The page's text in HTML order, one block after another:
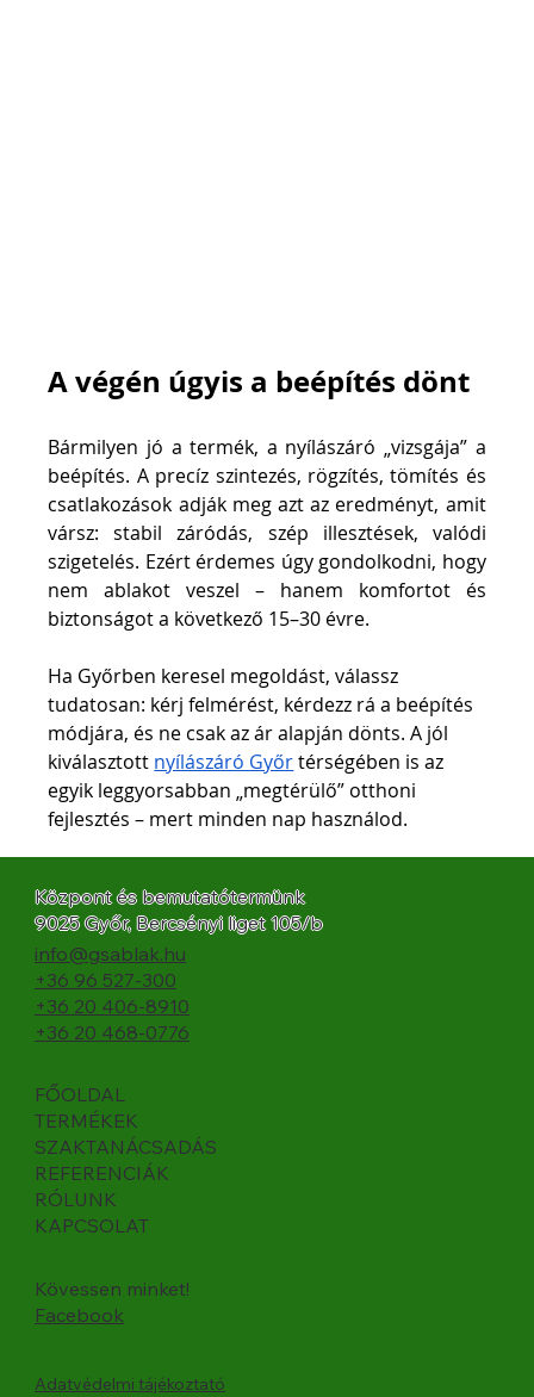
A végén úgyis a beépítés dönt
Bármilyen jó a termék, a nyílászáró „vizsgája” a
beépítés. A precíz szintezés, rögzítés, tömítés és
csatlakozások adják meg azt az eredményt, amit
vársz: stabil záródás, szép illesztések, valódi
szigetelés. Ezért érdemes úgy gondolkodni, hogy
nem ablakot veszel – hanem komfortot és
biztonságot a következő 15–30 évre.
Ha Győrben keresel megoldást, válassz
tudatosan: kérj felmérést, kérdezz rá a beépítés
módjára, és ne csak az ár alapján dönts. A jól
kiválasztott nyílászáró Győr térségében is az
egyik leggyorsabban „megtérülő” otthoni
fejlesztés – mert minden nap használod.
Központ és bemutatótermünk
9025 Győr, Bercsényi liget 105/b
info@gsablak.hu
+36 96 527-300
+36 20 406-8910
+36 20 468-0776
FŐOLDAL
TERMÉKEK
SZAKTANÁCSADÁS
REFERENCIÁK
RÓLUNK
KAPCSOLAT
Kövessen minket!
Facebook
Adatvédelmi tájékoztató